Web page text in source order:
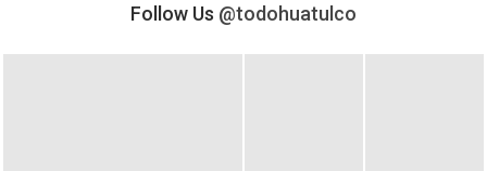
Follow Us @todohuatulco